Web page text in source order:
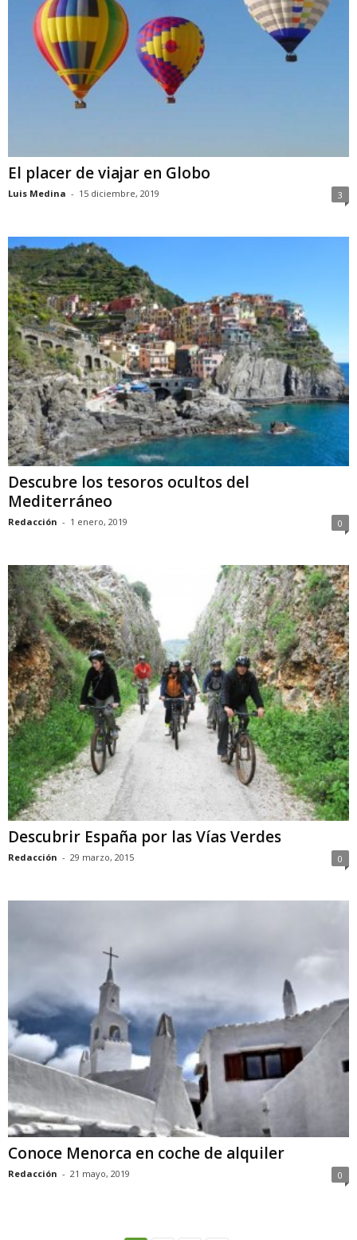
El placer de viajar en Globo
Luis Medina - 15 diciembre, 2019 3
Descubre los tesoros ocultos del
Mediterráneo
Redacción - 1 enero, 2019 0
Descubrir España por las Vías Verdes
Redacción - 29 marzo, 2015 0
Conoce Menorca en coche de alquiler
Redacción - 21 mayo, 2019 0